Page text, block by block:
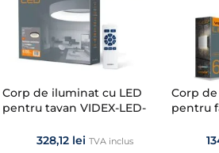
Corp de iluminat cu LED
pentru tavan VIDEX-LED-
328,12 lei TVA inclus
Corp
pentru